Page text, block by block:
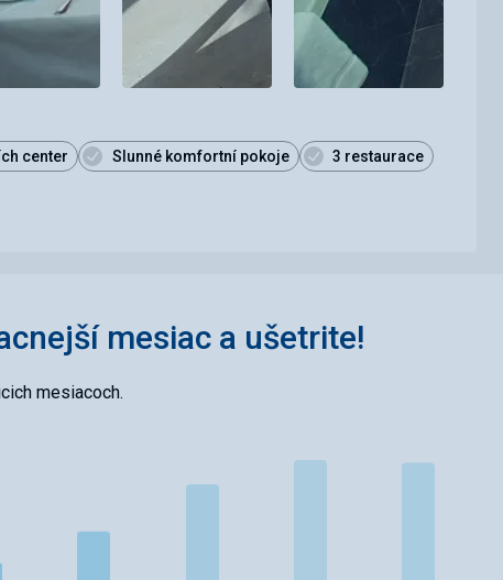
center
Slunné komfortní pokoje 3 restaurace
mesiac a ušetrite!
mesiacoch.